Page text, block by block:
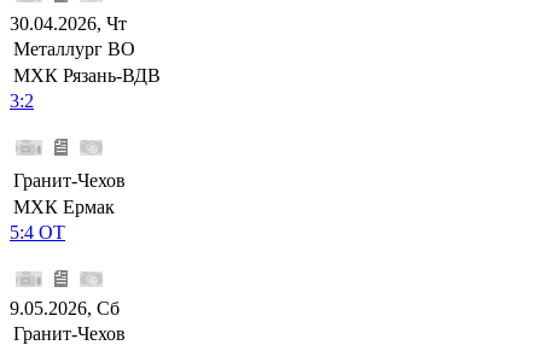
30.04.2026, Чт
Металлург ВО
МХК Рязань-ВДВ
3:2
Гранит-Чехов
МХК Ермак
5:4 ОТ
9.05.2026, Сб
Гранит-Чехов